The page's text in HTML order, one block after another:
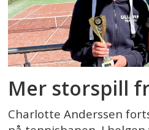
Mer storspill
Charlotte Anderssen